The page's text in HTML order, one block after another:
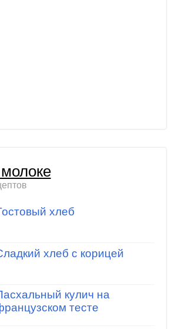
хлеб
хлеб с корицей
кулич на
тесте